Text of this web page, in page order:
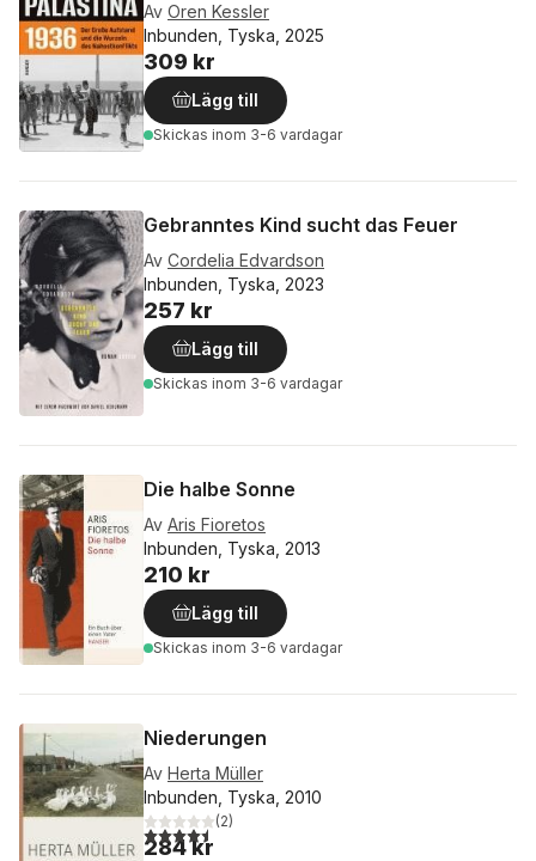
Av Oren Kessler
Inbunden, Tyska, 2025
309 kr
Lägg till
Skickas inom 3-6 vardagar
Gebranntes Kind sucht das Feuer
Av Cordelia Edvardson
Inbunden, Tyska, 2023
257 kr
Lägg till
Skickas inom 3-6 vardagar
Die halbe Sonne
Av Aris Fioretos
Inbunden, Tyska, 2013
210 kr
Lägg till
Skickas inom 3-6 vardagar
Niederungen
Av Herta Müller
Inbunden, Tyska, 2010
4,5utav 5 stjärnor. Totalt antal röster:
(2)
284 kr